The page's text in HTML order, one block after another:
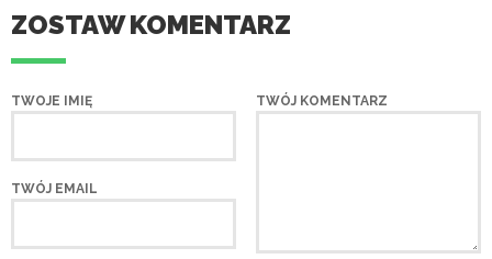
ZOSTAW KOMENTARZ
TWÓJ KOMENTARZ
TWOJE IMIĘ
TWÓJ EMAIL